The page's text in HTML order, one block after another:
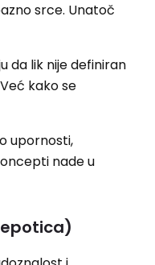
srce. Unatoč
da lik nije definiran
kako se
upornosti,
nade u